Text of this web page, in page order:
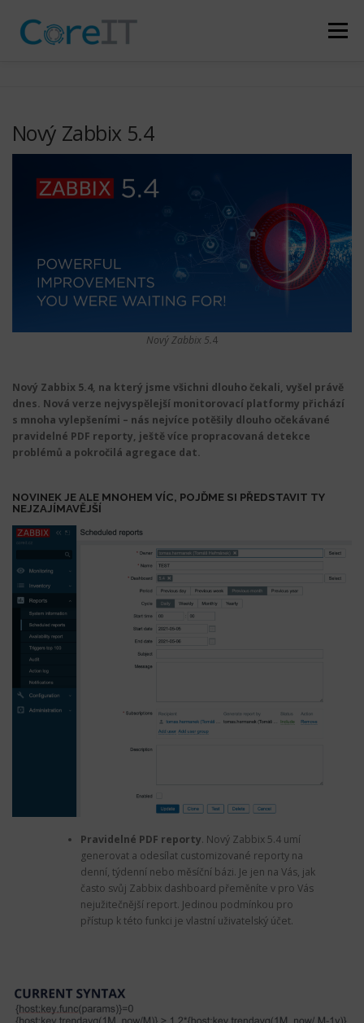
obsah
Menu
PARTNERSTVÍ NOVINKY KONTAKT
Nový Zabbix 5.4
Nový Zabbix 5.4
Nový Zabbix 5.4, na který jsme všichni dlouho čekali, vyšel právě
dnes. Nová verze nejvyspělejší monitorovací platformy přichází
s mnoha vylepšeními – nás nejvíce potěšily dlouho očekávané
pravidelné PDF reporty, ještě více propracovaná detekce
problémů a pokročilá agregace dat.
NOVINEK JE ALE MNOHEM VÍC, POJĎME SI PŘEDSTAVIT TY
NEJZAJÍMAVĚJŠÍ
Pravidelné PDF reporty. Nový Zabbix 5.4 umí
generovat a odesílat customizované reporty na
denní, týdenní nebo měsíční bázi. Je jen na Vás, jak
často svůj Zabbix dashboard přeměníte v pro Vás
nejužitečnější report. Jedinou podmínkou pro
přístup k této funkci je vlastní uživatelský účet.